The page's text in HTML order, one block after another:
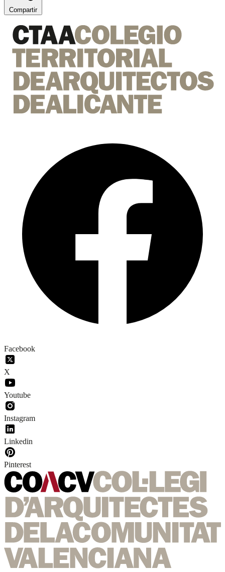
Compartir
Facebook
X
Youtube
Instagram
Linkedin
Pinterest